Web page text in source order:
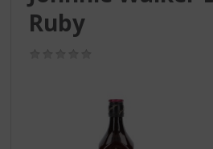
Ruby